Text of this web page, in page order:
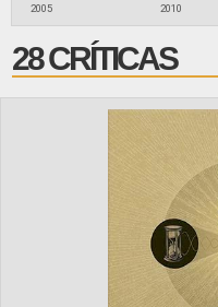
2005 2010
28 CRÍTICAS